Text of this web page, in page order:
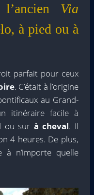
Via
à pied ou à
parfait pour ceux
. C’était à l’origine
au Grand-
itinéraire facile à
ou sur à cheval. Il
4 heures. De plus,
à n’importe quelle